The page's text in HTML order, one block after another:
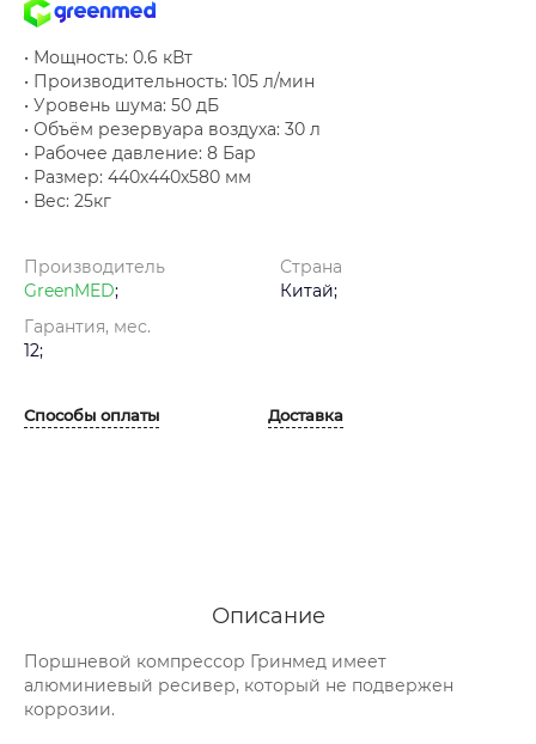
• Мощность: 0.6 кВт
• Производительность: 105 л/мин
• Уровень шума: 50 дБ
• Объём резервуара воздуха: 30 л
• Рабочее давление: 8 Бар
• Размер: 440х440х580 мм
• Вес: 25кг
Производитель
GreenMED;
Страна
Китай;
Гарантия, мес.
12;
Способы оплаты Доставка
Описание
Поршневой компрессор Гринмед имеет
алюминиевый ресивер, который не подвержен
коррозии.